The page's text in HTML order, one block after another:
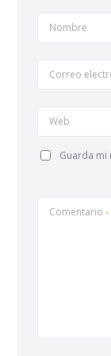
Nombre
Correo
Web
Guarda mi
Comentario *